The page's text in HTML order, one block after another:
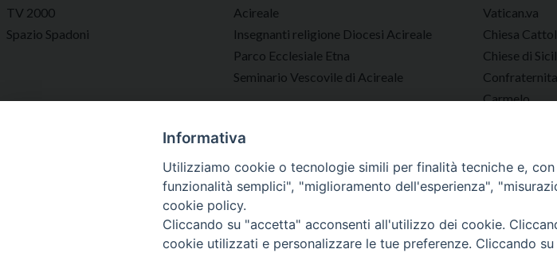
TV 2000
Spazio Spadoni
Acireale
Insegnanti religione Diocesi Acireale
Parco Ecclesiale Etna
Seminario Vescovile di Acireale
Vatican.va
Chiesa
Chiese di
Carmelo
Diocesi di
Informativa
Utilizziamo cookie o tecnologie simili per finalità tecniche e,
funzionalità semplici", "miglioramento dell'esperienza",
cookie policy.
Cliccando su "accetta" acconsenti all'utilizzo dei cookie.
cookie utilizzati e personalizzare le tue preferenze. Cliccando